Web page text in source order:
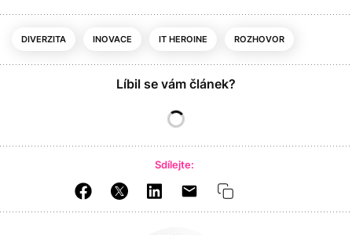
DIVERZITA INOVACE IT HEROINE ROZHOVOR
Líbil se vám článek?
Sdílejte: